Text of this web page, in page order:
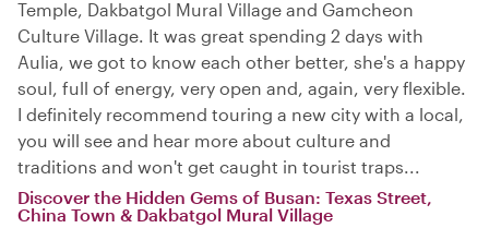
Temple, Dakbatgol Mural Village and Gamcheon
Culture Village. It was great spending 2 days with
Aulia, we got to know each other better, she's a happy
soul, full of energy, very open and, again, very flexible.
I definitely recommend touring a new city with a local,
you will see and hear more about culture and
traditions and won't get caught in tourist traps...
Discover the Hidden Gems of Busan: Texas Street,
China Town & Dakbatgol Mural Village